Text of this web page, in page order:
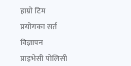
हाम्रो टिम
प्रयोगका सर्त
विज्ञापन
प्राइभेसी पोलिसी